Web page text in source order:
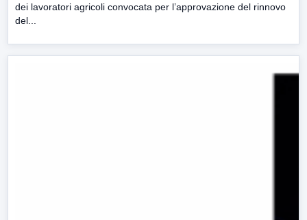
dei lavoratori agricoli convocata per l’approvazione del rinnovo
del...